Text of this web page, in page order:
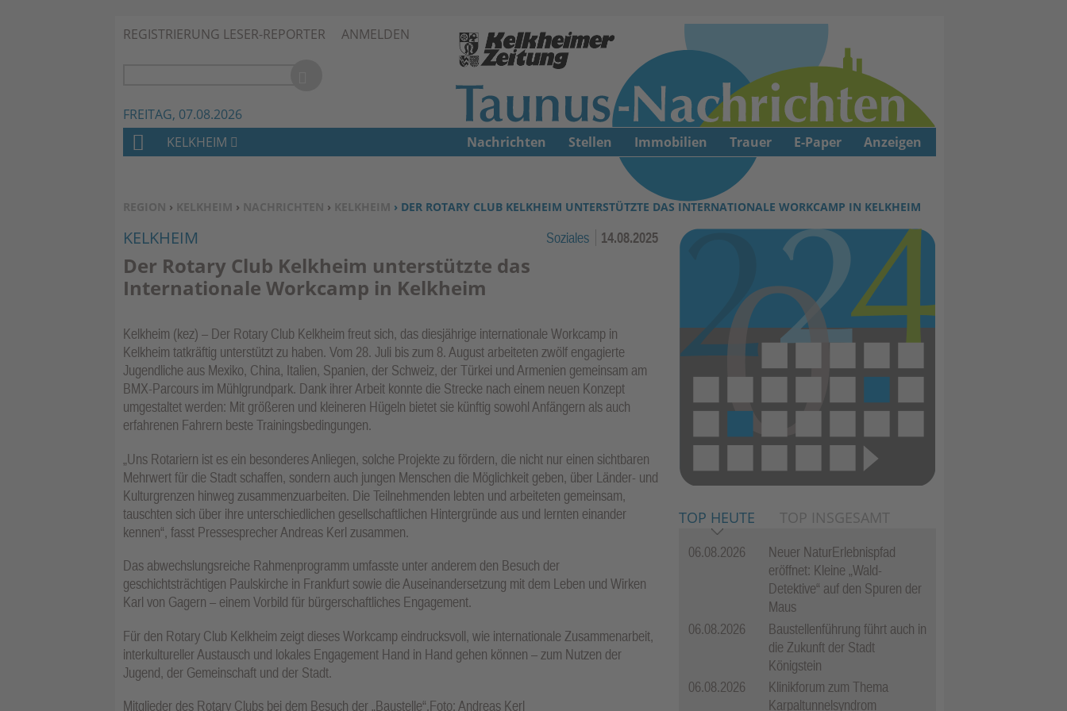
Zum Inhalt springen ↓
REGISTRIERUNG LESER-REPORTER ANMELDEN
FREITAG, 07.08.2026
SIE BEFINDEN SICH HIER:
REGION › KELKHEIM › NACHRICHTEN › KELKHEIM › DER ROTARY CLUB KELKHEIM UNTERSTÜTZTE DAS INTERNATIONALE WORKCAMP IN KELKHEIM
KELKHEIM Soziales 14.08.2025
Der Rotary Club Kelkheim unterstützte das
Internationale Workcamp in Kelkheim
Kelkheim (kez) – Der Rotary Club Kelkheim freut sich, das diesjährige internationale Workcamp in
Kelkheim tatkräftig unterstützt zu haben. Vom 28. Juli bis zum 8. August arbeiteten zwölf engagierte
Jugendliche aus Mexiko, China, Italien, Spanien, der Schweiz, der Türkei und Armenien gemeinsam am
BMX-Parcours im Mühlgrundpark. Dank ihrer Arbeit konnte die Strecke nach einem neuen Konzept
umgestaltet werden: Mit größeren und kleineren Hügeln bietet sie künftig sowohl Anfängern als auch
erfahrenen Fahrern beste Trainingsbedingungen.
„Uns Rotariern ist es ein besonderes Anliegen, solche Projekte zu fördern, die nicht nur einen sichtbaren
Mehrwert für die Stadt schaffen, sondern auch jungen Menschen die Möglichkeit geben, über Länder- und
Kulturgrenzen hinweg zusammenzuarbeiten. Die Teilnehmenden lebten und arbeiteten gemeinsam,
tauschten sich über ihre unterschiedlichen gesellschaftlichen Hintergründe aus und lernten einander
kennen“, fasst Pressesprecher Andreas Kerl zusammen.
Das abwechslungsreiche Rahmenprogramm umfasste unter anderem den Besuch der
geschichtsträchtigen Paulskirche in Frankfurt sowie die Auseinandersetzung mit dem Leben und Wirken
Karl von Gagern – einem Vorbild für bürgerschaftliches Engagement.
Für den Rotary Club Kelkheim zeigt dieses Workcamp eindrucksvoll, wie internationale Zusammenarbeit,
interkultureller Austausch und lokales Engagement Hand in Hand gehen können – zum Nutzen der
Jugend, der Gemeinschaft und der Stadt.
Mitglieder des Rotary Clubs bei dem Besuch der „Baustelle“.Foto: Andreas Kerl
TOP HEUTE TOP INSGESAMT
06.08.2026
Neuer NaturErlebnispfad
eröffnet: Kleine „Wald-
Detektive“ auf den Spuren der
Maus
06.08.2026
Baustellenführung führt auch in
die Zukunft der Stadt
Königstein
06.08.2026
Klinikforum zum Thema
Karpaltunnelsyndrom
H
M
E
KELKHEIM Nachrichten Stellen Immobilien Trauer E-Paper Anzeigen